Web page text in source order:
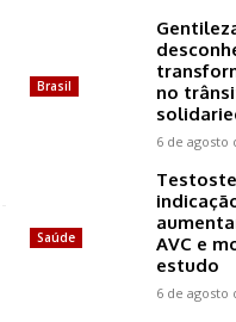
Brasil
no
6 de agosto
Saúde
AVC e
estudo
6 de agosto